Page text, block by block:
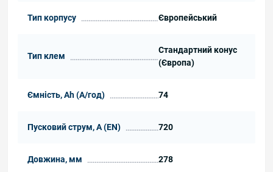
Тип корпусу Європейський
Тип клем
Стандартний конус
(Європа)
Ємність, Ah (А/год) 74
Пусковий струм, А (EN) 720
Довжина, мм 278